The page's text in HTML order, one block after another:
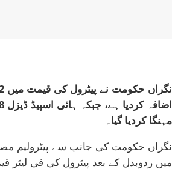
مہنگا کردیا گیا۔
نگراں حکومت کی جانب سے پیٹرولیم